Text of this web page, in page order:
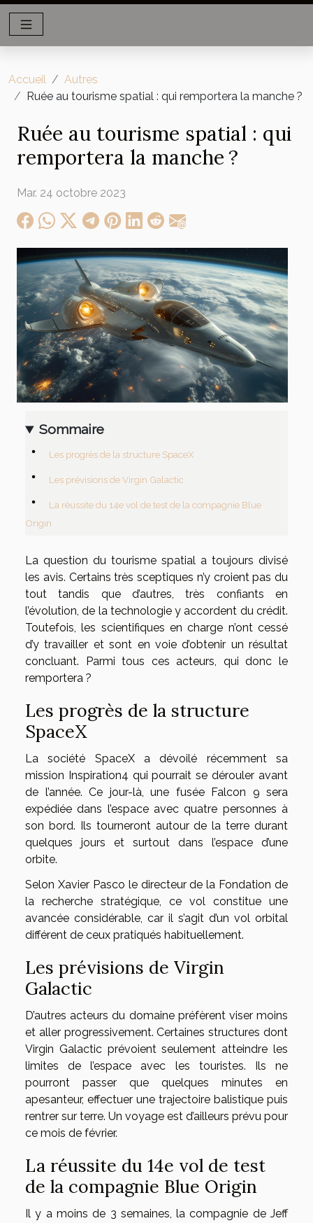
Accueil
Autres
Ruée au tourisme spatial : qui remportera la manche ?
Ruée au tourisme spatial : qui
remportera la manche ?
Mar. 24 octobre 2023
Sommaire
Les progrès de la structure SpaceX
Les prévisions de Virgin Galactic
La réussite du 14e vol de test de la compagnie Blue
Origin
La question du tourisme spatial a toujours divisé
les avis. Certains très sceptiques n’y croient pas du
tout tandis que d’autres, très confiants en
l’évolution, de la technologie y accordent du crédit.
Toutefois, les scientifiques en charge n’ont cessé
d’y travailler et sont en voie d’obtenir un résultat
concluant. Parmi tous ces acteurs, qui donc le
remportera ?
Les progrès de la structure
SpaceX
La société SpaceX a dévoilé récemment sa
mission Inspiration4 qui pourrait se dérouler avant
de l’année. Ce jour-là, une fusée Falcon 9 sera
expédiée dans l’espace avec quatre personnes à
son bord. Ils tourneront autour de la terre durant
quelques jours et surtout dans l’espace d’une
orbite.
Selon Xavier Pasco le directeur de la Fondation de
la recherche stratégique, ce vol constitue une
avancée considérable, car il s’agit d’un vol orbital
différent de ceux pratiqués habituellement.
Les prévisions de Virgin
Galactic
D’autres acteurs du domaine préfèrent viser moins
et aller progressivement. Certaines structures dont
Virgin Galactic prévoient seulement atteindre les
limites de l’espace avec les touristes. Ils ne
pourront passer que quelques minutes en
apesanteur, effectuer une trajectoire balistique puis
rentrer sur terre. Un voyage est d’ailleurs prévu pour
ce mois de février.
La réussite du 14e vol de test
de la compagnie Blue Origin
Il y a moins de 3 semaines, la compagnie de Jeff